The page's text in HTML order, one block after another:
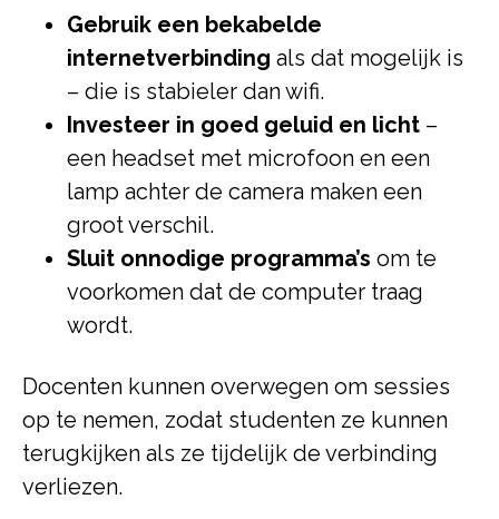
Gebruik een bekabelde
internetverbinding als dat mogelijk is
– die is stabieler dan wifi.
Investeer in goed geluid en licht –
een headset met microfoon en een
lamp achter de camera maken een
groot verschil.
Sluit onnodige programma’s om te
voorkomen dat de computer traag
wordt.
Docenten kunnen overwegen om sessies
op te nemen, zodat studenten ze kunnen
terugkijken als ze tijdelijk de verbinding
verliezen.